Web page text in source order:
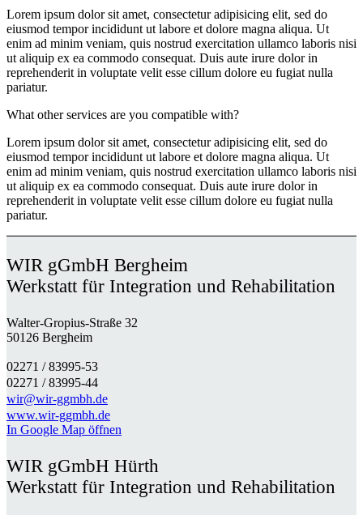
Lorem ipsum dolor sit amet, consectetur adipisicing elit, sed do
eiusmod tempor incididunt ut labore et dolore magna aliqua. Ut
enim ad minim veniam, quis nostrud exercitation ullamco laboris nisi
ut aliquip ex ea commodo consequat. Duis aute irure dolor in
reprehenderit in voluptate velit esse cillum dolore eu fugiat nulla
pariatur.
What other services are you compatible with?
Lorem ipsum dolor sit amet, consectetur adipisicing elit, sed do
eiusmod tempor incididunt ut labore et dolore magna aliqua. Ut
enim ad minim veniam, quis nostrud exercitation ullamco laboris nisi
ut aliquip ex ea commodo consequat. Duis aute irure dolor in
reprehenderit in voluptate velit esse cillum dolore eu fugiat nulla
pariatur.
WIR gGmbH Bergheim
Werkstatt für Integration und Rehabilitation
Walter-Gropius-Straße 32
50126 Bergheim
02271 / 83995-53
02271 / 83995-44
wir@wir-ggmbh.de
www.wir-ggmbh.de
In Google Map öffnen
WIR gGmbH Hürth
Werkstatt für Integration und Rehabilitation